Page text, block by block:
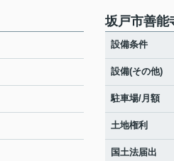
坂戸市善能
設備条件
設備(その他)
駐車場/月額
土地権利
国土法届出